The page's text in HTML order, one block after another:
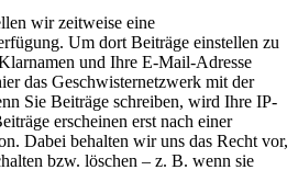
wir zeitweise eine
Um dort Beiträge einstellen zu
und Ihre E-Mail-Adresse
das Geschwisternetzwerk mit der
Sie Beiträge schreiben, wird Ihre IP-
erscheinen erst nach einer
Dabei behalten wir uns das Recht vor,
bzw. löschen – z. B. wenn sie